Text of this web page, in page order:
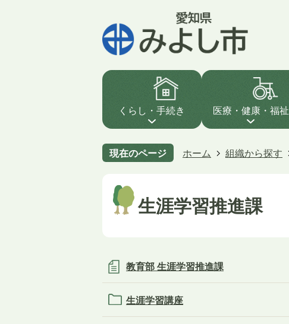
くらし・手続き 医療・健康・福祉
現在のページ ホーム 組織から探す
生涯学習推進課
教育部 生涯学習推進課
生涯学習講座